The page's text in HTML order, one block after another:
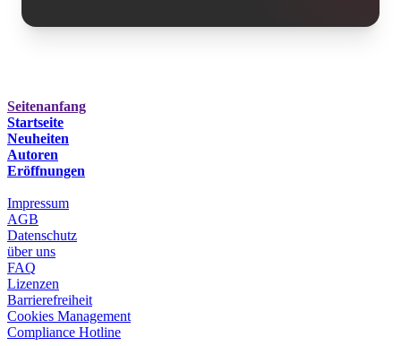
Seitenanfang
Startseite
Neuheiten
Autoren
Eröffnungen
Impressum
AGB
Datenschutz
über uns
FAQ
Lizenzen
Barrierefreiheit
Cookies Management
Compliance Hotline